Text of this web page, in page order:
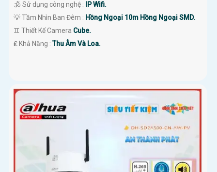
🕉️ Sử dụng công nghệ :
IP Wifi.
💡 Tầm Nhìn Ban Đêm : Hồng Ngoại 10m Hồng Ngoại SMD.
♊ Thiết Kế Camera Cube.
️₤ Khả Năng :Thu Âm Và Loa.